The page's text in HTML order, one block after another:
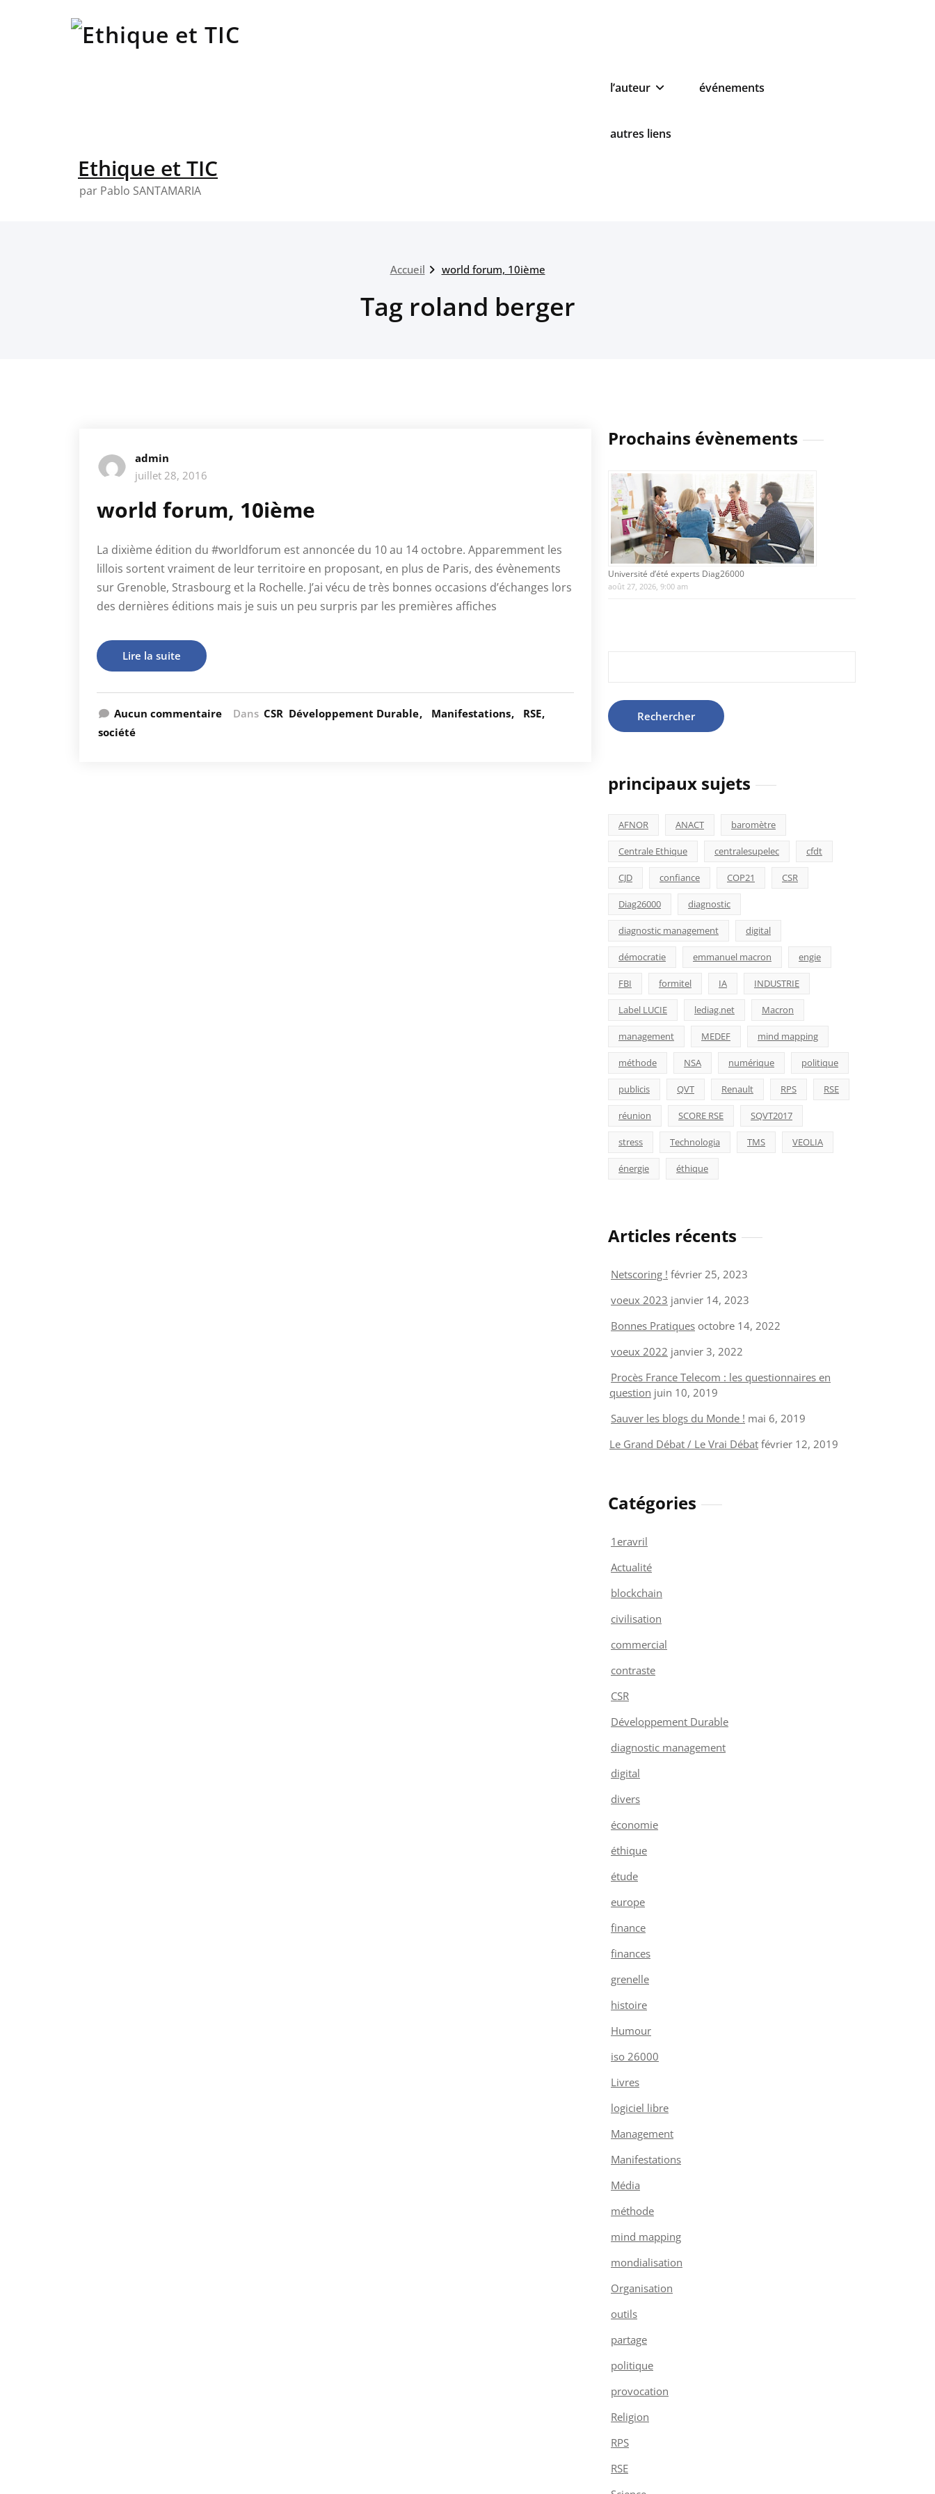
Ethique et TIC
par Pablo SANTAMARIA
l’auteur événements
autres liens
Accueil world forum, 10ième
Tag roland berger
admin
juillet 28, 2016
world forum, 10ième
La dixième édition du #worldforum est annoncée du 10 au 14 octobre. Apparemment les
lillois sortent vraiment de leur territoire en proposant, en plus de Paris, des évènements
sur Grenoble, Strasbourg et la Rochelle. J’ai vécu de très bonnes occasions d’échanges lors
des dernières éditions mais je suis un peu surpris par les premières affiches
Lire la suite
Aucun commentaire Dans CSR Développement Durable Manifestations
RSE
société
Prochains évènements
Université d’été experts Diag26000
août 27, 2026, 9:00 am
principaux sujets
AFNOR ANACT baromètre
Centrale Ethique centralesupelec cfdt
CJD confiance COP21 CSR
Diag26000 diagnostic
diagnostic management digital
démocratie emmanuel macron engie
FBI formitel IA INDUSTRIE
Label LUCIE lediag.net Macron
management MEDEF mind mapping
méthode NSA numérique politique
publicis QVT Renault RPS RSE
réunion SCORE RSE SQVT2017
stress Technologia TMS VEOLIA
énergie éthique
Articles récents
Netscoring ! février 25, 2023
voeux 2023 janvier 14, 2023
Bonnes Pratiques octobre 14, 2022
voeux 2022 janvier 3, 2022
Procès France Telecom : les questionnaires en
question juin 10, 2019
Sauver les blogs du Monde ! mai 6, 2019
Le Grand Débat / Le Vrai Débat février 12, 2019
Catégories
1eravril
Actualité
blockchain
civilisation
commercial
contraste
CSR
Développement Durable
diagnostic management
digital
divers
économie
éthique
étude
europe
finance
finances
grenelle
histoire
Humour
iso 26000
Livres
logiciel libre
Management
Manifestations
Média
méthode
mind mapping
mondialisation
Organisation
outils
partage
politique
provocation
Religion
RPS
RSE